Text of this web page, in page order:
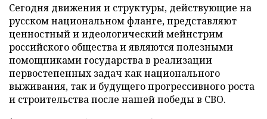
Сегодня движения и структуры, действующие на
русском национальном фланге, представляют
ценностный и идеологический мейнстрим
российского общества и являются полезными
помощниками государства в реализации
первостепенных задач как национального
выживания, так и будущего прогрессивного роста
и строительства после нашей победы в СВО.